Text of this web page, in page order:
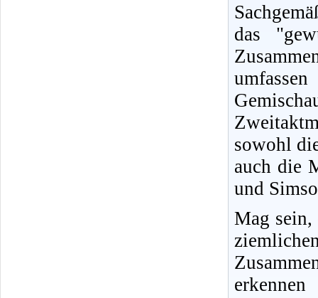
das
sowohl
auch die
und
Mag sein,